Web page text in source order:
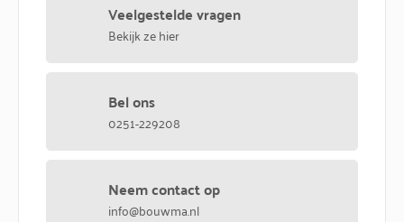
Veelgestelde vragen
Bekijk ze hier
Bel ons
0251-229208
Neem contact op
info@bouwma.nl